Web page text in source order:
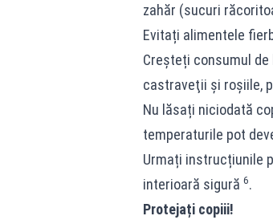
zahăr (sucuri
Evitați alimentele
Creşteți consumul
castraveţii și roşiile,
Nu lăsați niciodată
temperaturile pot
Urmați instrucțiunile
interioară sigură 6.
Protejați copiii!